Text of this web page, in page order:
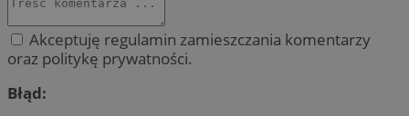
Akceptuję regulamin zamieszczania komentarzy
oraz politykę prywatności.
Błąd: